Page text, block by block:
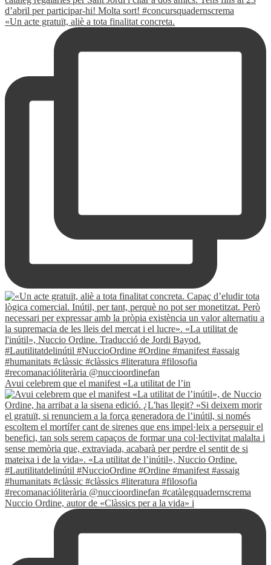
«Un acte gratuït, aliè a tota finalitat concreta.
Avui celebrem que el manifest «La utilitat de l’in
Nuccio Ordine, autor de «Clàssics per a la vida» i